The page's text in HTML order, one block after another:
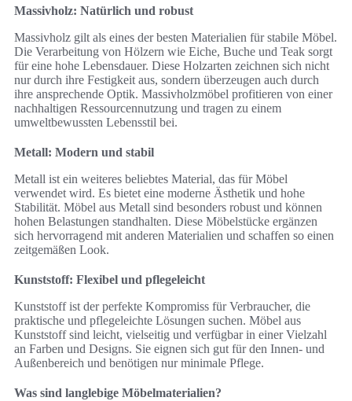
Massivholz: Natürlich und robust
Massivholz gilt als eines der besten Materialien für stabile Möbel.
Die Verarbeitung von Hölzern wie Eiche, Buche und Teak sorgt
für eine hohe Lebensdauer. Diese Holzarten zeichnen sich nicht
nur durch ihre Festigkeit aus, sondern überzeugen auch durch
ihre ansprechende Optik. Massivholzmöbel profitieren von einer
nachhaltigen Ressourcennutzung und tragen zu einem
umweltbewussten Lebensstil bei.
Metall: Modern und stabil
Metall ist ein weiteres beliebtes Material, das für Möbel
verwendet wird. Es bietet eine moderne Ästhetik und hohe
Stabilität. Möbel aus Metall sind besonders robust und können
hohen Belastungen standhalten. Diese Möbelstücke ergänzen
sich hervorragend mit anderen Materialien und schaffen so einen
zeitgemäßen Look.
Kunststoff: Flexibel und pflegeleicht
Kunststoff ist der perfekte Kompromiss für Verbraucher, die
praktische und pflegeleichte Lösungen suchen. Möbel aus
Kunststoff sind leicht, vielseitig und verfügbar in einer Vielzahl
an Farben und Designs. Sie eignen sich gut für den Innen- und
Außenbereich und benötigen nur minimale Pflege.
Was sind langlebige Möbelmaterialien?